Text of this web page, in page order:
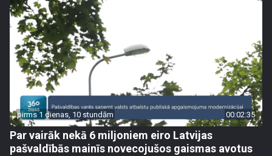
pirms 1 dienas, 10 stundām 00:02:35
Par vairāk nekā 6 miljoniem eiro Latvijas
pašvaldībās mainīs novecojušos gaismas avotus